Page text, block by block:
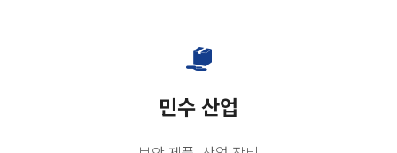
민수 산업